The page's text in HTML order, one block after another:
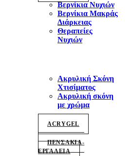
Βερνίκια Νυχιών
Βερνίκια Μακράς
Διάρκειας
Θεραπείες
Νυχιών
Ακρυλική Σκόνη
Χτισίματος
Ακρυλική σκόνη
με χρώμα
ACRYGEL
ΠΕΝΣΑΚΙΑ-
ΕΡΓΑΛΕΙΑ